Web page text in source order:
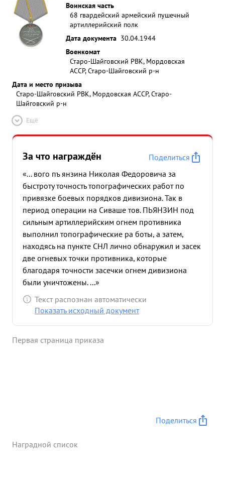
Воинская часть
68 гвардейский армейский пушечный
артиллерийский полк
Дата документа 30.04.1944
Военкомат
Старо-Шайговский РВК, Мордовская
АССР, Старо-Шайговский р-н
Дата и место призыва
Старо-Шайговский РВК, Мордовская АССР, Старо-
Шайговский р-н
Ещё
За что награждён
Поделиться
«... вого пъ янзина Николая Федоровича за
быстроту точность топографических работ по
привязке боевых порядков дивизиона. Так в
период операции на Сиваше тов. ПЬЯНЗИН под
сильным артиллерийским огнем противника
выполнил топографические ра боты, а затем,
находясь на пункте СНЛ лично обнаружил и засек
две огневых точки противника, которые
благодаря точности засечки огнем дивизиона
были уничтожены. ...»
Текст распознан автоматически
Показать исходный документ
Первая страница приказа
Поделиться
Наградной список